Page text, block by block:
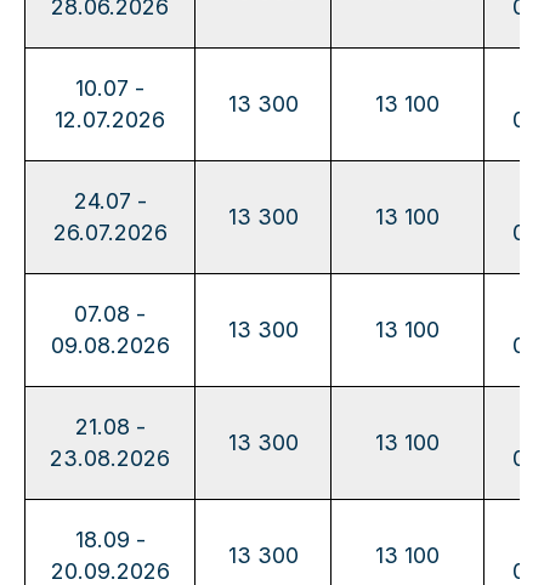
28.06.2026
10.07 -
12.07.2026
13 300 13 100
24.07 -
26.07.2026
13 300 13 100
07.08 -
09.08.2026
13 300 13 100
21.08 -
23.08.2026
13 300 13 100
18.09 -
20.09.2026
13 300 13 100